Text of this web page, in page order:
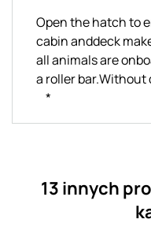
Open the hatch to
cabin anddeck
all animals are
a roller bar.Without
*
13 innych